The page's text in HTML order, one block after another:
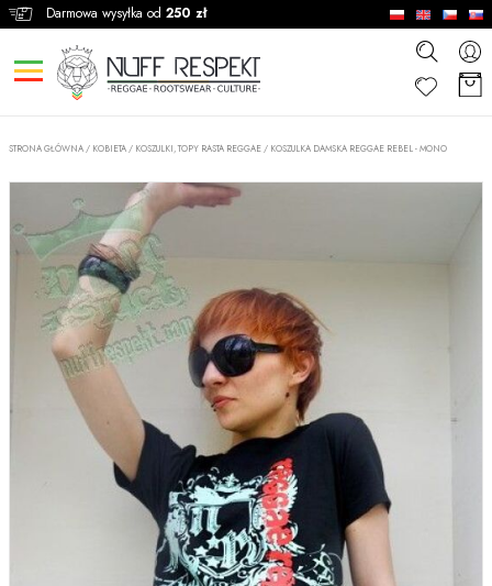
Darmowa wysyłka od 250 zł
STRONA GŁÓWNA / KOBIETA / KOSZULKI, TOPY RASTA REGGAE / KOSZULKA DAMSKA REGGAE REBEL - MONO